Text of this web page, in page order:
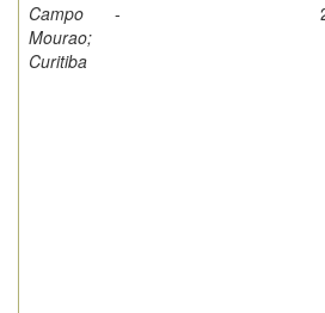
Campo
Mourao;
Curitiba
-